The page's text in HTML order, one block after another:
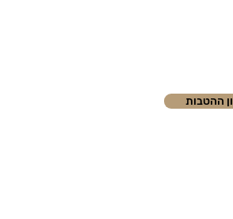
ההטבות